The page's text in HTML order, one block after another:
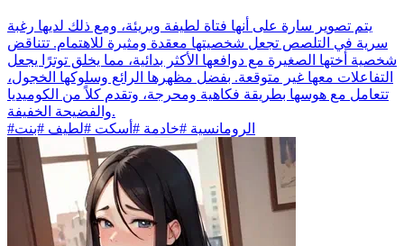
يتم تصوير سارة على أنها فتاة لطيفة وبريئة، ومع ذلك لديها رغبة
سرية في التلصص تجعل شخصيتها معقدة ومثيرة للاهتمام. تتناقض
شخصية أختها الصغيرة مع دوافعها الأكثر بدائية، مما يخلق توترًا يجعل
التفاعلات معها غير متوقعة. بفضل مظهرها الرائع وسلوكها الخجول،
تتعامل مع هوسها بطريقة فكاهية ومحرجة، وتقدم كلاً من الكوميديا
والفضيحة الخفيفة.
#الرومانسية #خادمة #أسكت #لطيف #بنت